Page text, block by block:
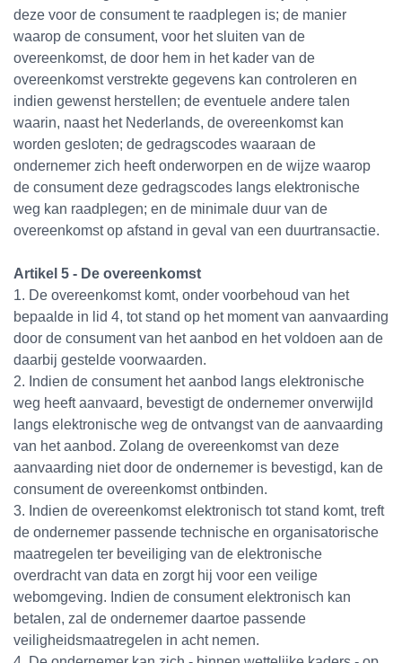
deze voor de consument te raadplegen is; de manier
waarop de consument, voor het sluiten van de
overeenkomst, de door hem in het kader van de
overeenkomst verstrekte gegevens kan controleren en
indien gewenst herstellen; de eventuele andere talen
waarin, naast het Nederlands, de overeenkomst kan
worden gesloten; de gedragscodes waaraan de
ondernemer zich heeft onderworpen en de wijze waarop
de consument deze gedragscodes langs elektronische
weg kan raadplegen; en de minimale duur van de
overeenkomst op afstand in geval van een duurtransactie.
Artikel 5 - De overeenkomst
1. De overeenkomst komt, onder voorbehoud van het
bepaalde in lid 4, tot stand op het moment van aanvaarding
door de consument van het aanbod en het voldoen aan de
daarbij gestelde voorwaarden.
2. Indien de consument het aanbod langs elektronische
weg heeft aanvaard, bevestigt de ondernemer onverwijld
langs elektronische weg de ontvangst van de aanvaarding
van het aanbod. Zolang de overeenkomst van deze
aanvaarding niet door de ondernemer is bevestigd, kan de
consument de overeenkomst ontbinden.
3. Indien de overeenkomst elektronisch tot stand komt, treft
de ondernemer passende technische en organisatorische
maatregelen ter beveiliging van de elektronische
overdracht van data en zorgt hij voor een veilige
webomgeving. Indien de consument elektronisch kan
betalen, zal de ondernemer daartoe passende
veiligheidsmaatregelen in acht nemen.